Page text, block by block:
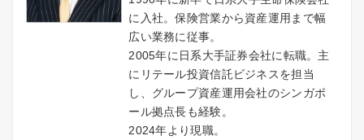
に入社。保険営業から資産運用まで幅
広い業務に従事。
2005年に日系大手証券会社に転職。主
にリテール投資信託ビジネスを担当
し、グループ資産運用会社のシンガポ
ール拠点長も経験。
2024年より現職。